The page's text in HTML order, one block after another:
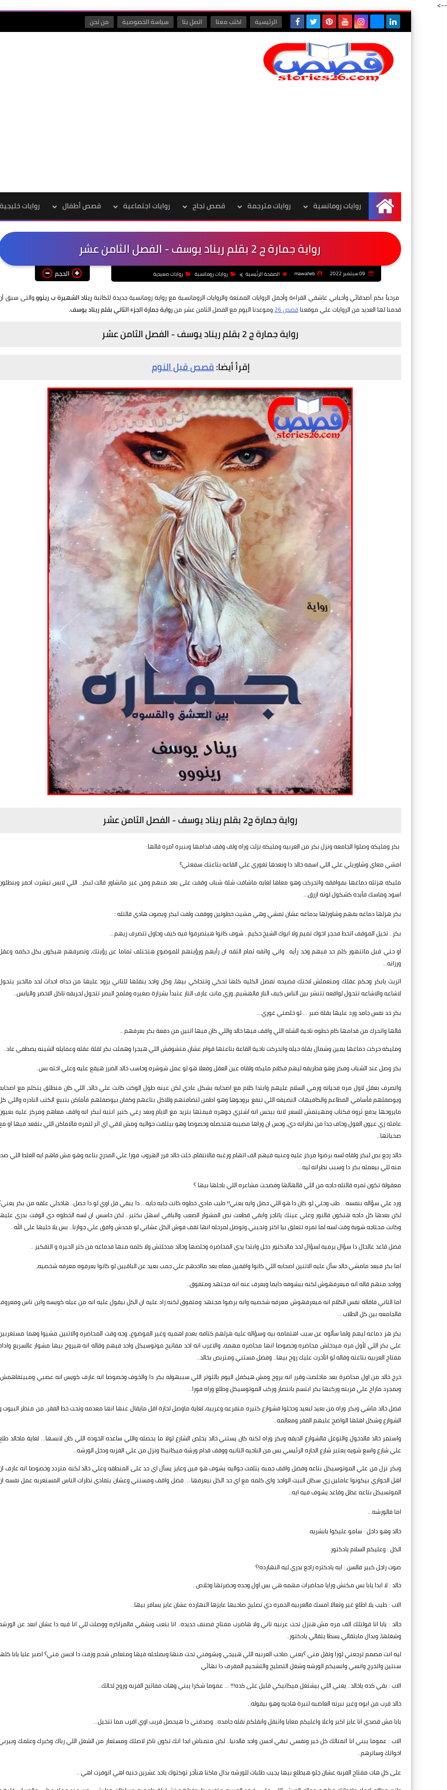
-->
الرئيسية اكتب معنا اتصل بنا سياسة الخصوصية من نحن
الرئيسية
روايات رومانسية روايات مترجمة قصص نجاح روايات اجتماعية قصص أطفال روايات خليجية
رواية جمارة ج 2 بقلم ريناد يوسف - الفصل الثامن عشر
mawaheb الصفحة الرئيسية روايات رومانسية روايات صعيدية الحجم
مرحباً بكم أصدقائي وأحبابي عاشقي القراءة وأجمل الروايات الممتعة والروايات الرومانسية مع رواية رومانسية جديدة للكاتبةريناد الشهيرة ب رينوووالتى سبق
قدمنا لها العديد من الرواياتعلي موقعناقصص 26 وموعدنا اليوم مع الفصل الثامن عشر منرواية جمارة الجزء الثاني بقلم ريناد يوسف.
رواية جمارة ج 2 بقلم ريناد يوسف - الفصل الثامن عشر
إقرأ أيضا:قصص قبل النوم
رواية جمارة ج2 بقلم ريناد يوسف - الفصل الثامن عشر
بكر ومليكه وصلوا الجامعه ونزل بكر من العربيه ومليكه نزلت وراه ولف وقف قدامها وبنبره آمره قالها:
امشي معاي وشاوريلي علي اللي اسمه خالد دا وبعدها تغوري علي القاعه بتاعتك سمعتي؟
مليكه هزتله دماغها بموافقه واتحركت وهو معاها لغايه ماشافت شلة شباب وقفت على بعد منهم ومن غير ماتشاور قالت لبكر.. اللي لابس تيشرت احمر
اسود وماسك فأيده كشكول لونه ازرق...
بكر هزلها دماغه بفهم وشاورلها بدماغه عشان تمشي وهي مشيت خطوتين ووقفت ولفت لبكر وبصوت هادي قالتله :
بكر.. تخيل الموقف اتحط فحجر اخوك تميم ولا ابوك الشيخ حكيم.. شوف كانوا هيتصرفوا فيه كيف وحاول تتصرف زيهم...
او حتي قبل ماتتهور كلم حد فيهم وخد رأيه.. واني واثقه تمام الثقه ان رأيهم ورؤيتهم للموضوع هتختلف تماما عن رؤيتك، وتصرفهم هيكون بكل حكمه
ورزانه...
اتريث يابكر وحكم عقلك ومتعملش لاختك فضيحه تفضل الكليه كلها تحكي وتتحاكي بيها، وكل واحد ينقلها للتاني يزود عليها من حداه احداث لحد مالخبر
لاشاعه والاشاعه تتحول لواقعه تتنشر بين الناس كيف النار فالهشيم، وزي مانت عارف النار عتبدأ بشرارة صغيره وفلمح البصر تتحول لحريقه تاكل الاخضر واليابس..
بكر خد نفس جامد ورد عليها بقلة صبر ... لو خلصتي غوري...
قالها واتحرك من قدامها كام خطوه ناحية الشله اللي واقف فيها خالد واللي كان فيها اتنين من دفعة بكر يعرفهم ..
ومليكه حركت دماغها يمين وشمال بقلة حيله واتحركت ناحية القاعة بتاعتها قوام عشان متشوفش اللي هيجرا وهملت بكر لقلة عقله وعمايله الشينه يصطفي عاد..
بكر وصل عند الشباب وفكر وهو فطريقه ليهم فكلام مليكه ولقاه عين العقل وفعلا هو لو عمل شوشره وحاسب خالد الضرر هيقع عليه وعلي اخته بس..
واتصرف بعقل لاول مره فحياته ورمي السلام عليهم وابتدا كلام مع اصحابه بشكل عادي لكن عينه طول الوكت كانت علي خالد، اللي كان منطلق يتكلم مع
ويوصفلهم فأسامي المطاعم والكافيهات النضيفه اللي تنفع يروحوها وهو اطمن لنضافتهم وللاكل بتاعهم وكمان بيوصفلهم فأماكن بتبيع الكتب النادره واللي
مايروحها يدفع ثروه فكتاب ومهيتمش للسعر لانه بيحس انه اشتري جوهره قيمتها بتزيد مع الايام وبعد رغي كتير انتبه لبكر انه واقف معاهم ومركز عليه
عامله زي عيون الغول وخاف جدا من نظراته دي، وحس ان وراها مصيبه هتحصله وخصوصا وهو بيتلفت حواليه ومش لاقي اي اثر لتمره فالاماكن اللي بتقعد فيها او
صحباتها..
خالد رجع بص لبكر ولقاه لسه برضوا مركز عليه وعنيه فيهم الف اتهام ورغبه فالانتقام، خلت خالد قرر الهروب فورا علي المدرج بتاعه وهو مش فاهم ايه الغلط اللي
منه للي بيعمله بكر دا وسبب نظراته ليه...
معقولة تكون تمره قالتله حاجه من اللي قالهالها وفضحت مشاعره اللي باحلها بيها ؟
ورد علي سؤاله بنفسه... طب وحتي لو كان دا هو اللي حصل وايه يعني!! طيب مادي خطوه كانت جايه جايه... دا يبقي فل اوي لو دا حصل.. هاخدلي علقه من بكر
لكن بعدها كل حاجه هتكون فالنور وعلي عينك ياتاجر وابقي قطعت نص المشوار الصعب والباقي اسهل بكتير.. لكن حاسس ان لسه الخطوه دي الوقت بدري
وكانت محتاجه شوية وقت لسه لما تمره تتعلق بيا اكتر وتحبني وتوصل لمرحله انها تقف فوش الكل عشاني لو محدش وافق علي جوازنا.. بس يلا خليها على الله..
فضل قاعد عالحال دا سؤال يرميه لسؤال لحد مالدكتور دخل وابتدا يدي المحاضره وخلصها وخالد مدخلتش ولا كلمه منها فدماغه من كتر الحيره و التفكير ..
اما بكر فبعد مامشي خالد سأل عليه الاتنين اصحابه اللي كانوا واقفين معاه بعد مااخدهم علي جمب بعيد عن الباقيين لو كانوا يعرفوه معرفه شخصيه،
وواحد منهم قاله انه ميعرفهوش لكنه بيشوفه دايما ويعرف عنه انه مجتهد ومتفوق..
اما التاني فاقاله نفس الكلام انه ميعرفهوش معرفه شخصيه وانه برضوا مجتهد ومتفوق لكنه زاد عليه ان الكل بيقول عليه انه من عيله كويسه وابن ناس
فالجامعه بين كل الطلاب ..
بكر هز دماغه ليهم ولما سألوه عن سبب اهتمامه بيه وسؤاله عليه هزلهم كتافه بعدم اهميه وغير الموضوع، وجه وقت المحاضره والاتنين مشيوا وهما
علي بكر اللي لأول مره ميدخلش محاضره وخصوصا انها محاضره مهمه، والاغرب انه اخد مفاتيح موتوسيكل واحد فيهم وقاله انه هيروح بيها مشوار عالسريع
مفتاح العربيه بتاعته وقاله لو اتأخرت عليك روح بيها.. وفضل مستني ومتربص بخالد..
خرج خالد من اول محاضرة بعد ماخلصت وقرر انه يروح ومش هيكمل اليوم بالتوتر اللي سببهوله بكر دا والخوف وخصوصا انه عارف كويس انه عصبي
وبمجرد ماراح علي فزبته وركبها بكر ابتسم بانتصار وركب الموتوسيكل وطلع وراه فورا..
فضل خالد ماشي وبكر وراه من بعيد لبعيد ودخلوا فشوارع كتيره متفرعه وغريبه، لغاية ماوصل لحارة اقل مايقال عنها انها معدمه وتحت خط الفقر، من منظر البيوت
الشوارع وشكل اهلها الواضح عليهم الفقر ومعالمه..
واستمر خالد فالدخول والتوغل فالشوارع الديقه وبكر وراه لكنه كان يستني خالد يخلص الشارع لولا ما يحصله واللي ساعده الخوذه اللي كان لابسها... لغاية ماخالد
علي شارع واسع شويه يعتبر شارع الحاره الرئيسي بس من الناحيه التانيه ووقف قدام ورشة ميكانيكا ونزل من علي الفزبه ودخل الورشه..
وبكر نزل من علي الموتوسيكل بتاعه وفضل واقف جمبه يتلفت حواليه يشوف هو فين وعايز يسأل اي حد على المنطقه وعلي خالد لكنه متردد وخصوصا انه عارف
اهل الحواري بيكونوا عاملين زي سكان البيت الواحد واي كلمه مع اي حد الكل بيعرفها.... فضل واقف ومستني وعشان يتفادي نظرات الناس المستغربه عمل نفسه
الموتسيكل بتاعه عطل وقاعد يشوف فيه ايه..
اما فالورشه...
خالد وهو داخل : سامو عليكوا يابشريه
الكل : وعليكم السلام يادكتور
صوت راجل كبير فالسن : ايه يادكتره راجع بدري ليه النهارده!؟
خالد : لا ابدا يابا بس مكنش ورايا محاضرات مهمه هي بس اول وحده وحضرتها وخلاص..
الاب : طيب يلا اطلع غير وتعالا امسك فالعربيه الحمره دي تصليح صاحبها عايزها النهارده عشان عايز يسافر بيها..
خالد : يابا انا قولتلك الف مره مش هنزل تحت عربيه تاني ولا هاضرب مفتاح فصنف حديده.. انا بتعب وبشقي فالمزاكره ووصلت للي انا فيه دا عشان ابعد عن
وشغلها، وبدال مايتقالي يسطا يتقالي يادكتور..
ليه انت مصمم ترجعني لورا وتقل مني ؟يعني صاحب العربيه اللي هييجي ويشوفني تحت منها وبصلحله فيها ومتعاص شحم وزفت دا احسن مني؟ اصبر عليا يابا
سنتين واتخرج وانسي وانسيكم الورشه وشغل التصليح والتشحيم المقرف دا نهائي
الاب : بقي كده ياخالد.. يعني اللي بيشتغل ميكانيكي قليل على كده!!! ... عموما شكرا يبني وهات مفاتيح الفزبه وروح لحالك..
خالد قرب من ابوه وغير نبرته الغاضبه لنبرة هاديه وهو بيقوله..
يابا مش قصدي انا عايز اكبر واعلا واعليكم معايا واتنقل وانقلكم نقله جامده.. وصدقني دا هيحصل قريب اوي اقرب مما تتخيل...
الاب : عموما يبني انا اتمنالك كل خير ونفسي تبقي احسن واحد فالدنيا.. لكن متمناش ابدا انك تكون ناكر لاصلك ومستعار من الشغل اللي رباك وكبرك وعلمك
اخواتك وساترهم..
على كلِ هات مفتاح الفزبه عشان خِلو هيطلع بيها يجيب طلبات للورشه بدال ماكنا هنأجر توكتوك ياخد عشرين جنيه اهي اتوفرت اهي ..